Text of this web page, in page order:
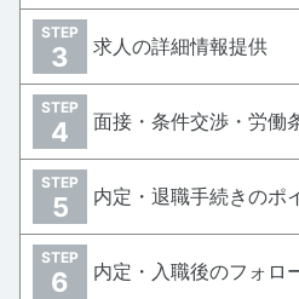
STEP
3 求人の詳細情報提供
STEP
4 面接・条件交渉・労働
STEP
5 内定・退職手続きのポ
STEP
6 内定・入職後のフォロ